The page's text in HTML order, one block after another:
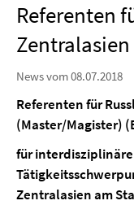
Referenten
Zentralasien
News vom 08.07.2018
Referenten für
(Master/Magister)
für
Zentralasien am